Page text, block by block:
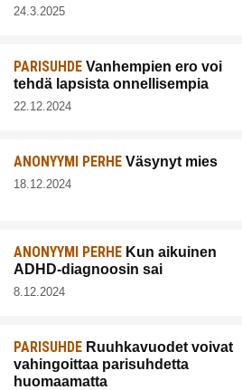
24.3.2025
PARISUHDE Vanhempien ero voi
tehdä lapsista onnellisempia
22.12.2024
ANONYYMI PERHE Väsynyt mies
18.12.2024
ANONYYMI PERHE Kun aikuinen
ADHD-diagnoosin sai
8.12.2024
PARISUHDE Ruuhkavuodet voivat
vahingoittaa parisuhdetta
huomaamatta